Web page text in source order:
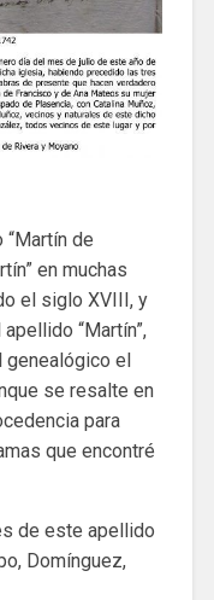
de
en muchas
el siglo XVIII, y
“Martín”,
el
se resalte en
para
que encontré
de este apellido
Domínguez,